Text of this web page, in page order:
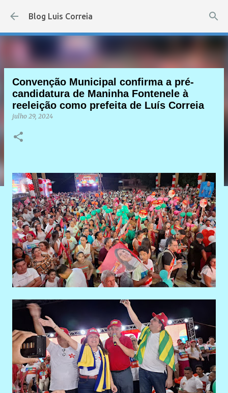
Pular para o conteúdo principal
Blog Luis Correia
Convenção Municipal confirma a pré-
candidatura de Maninha Fontenele à
reeleição como prefeita de Luís Correia
julho 29, 2024